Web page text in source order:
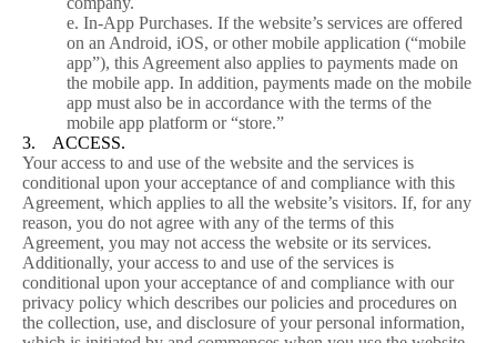
e. In-App Purchases. If the website’s services are offered
on an Android, iOS, or other mobile application (“mobile
app”), this Agreement also applies to payments made on
the mobile app. In addition, payments made on the mobile
app must also be in accordance with the terms of the
mobile app platform or “store.”
3. ACCESS.
Your access to and use of the website and the services is
conditional upon your acceptance of and compliance with this
Agreement, which applies to all the website’s visitors. If, for any
reason, you do not agree with any of the terms of this
Agreement, you may not access the website or its services.
Additionally, your access to and use of the services is
conditional upon your acceptance of and compliance with our
privacy policy which describes our policies and procedures on
the collection, use, and disclosure of your personal information,